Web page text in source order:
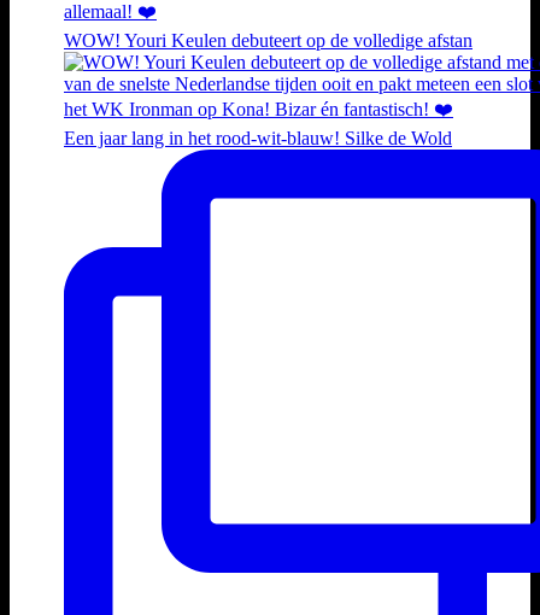
WOW! Youri Keulen debuteert op de volledige afstan
Een jaar lang in het rood-wit-blauw! Silke de Wold